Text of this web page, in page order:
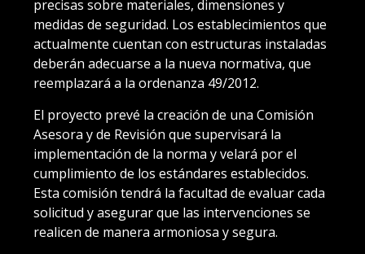
precisas sobre materiales, dimensiones y
medidas de seguridad. Los establecimientos que
actualmente cuentan con estructuras instaladas
deberán adecuarse a la nueva normativa, que
reemplazará a la ordenanza 49/2012.
El proyecto prevé la creación de una Comisión
Asesora y de Revisión que supervisará la
implementación de la norma y velará por el
cumplimiento de los estándares establecidos.
Esta comisión tendrá la facultad de evaluar cada
solicitud y asegurar que las intervenciones se
realicen de manera armoniosa y segura.